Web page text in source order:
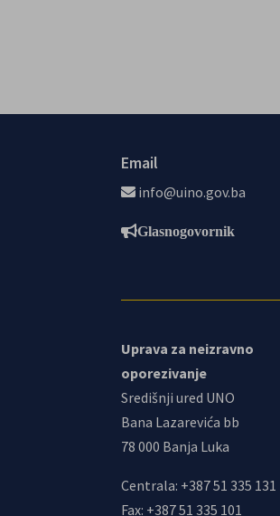
Email
info@uino.gov.ba
Glasnogovornik
Uprava za neizravno
oporezivanje
Središnji ured UNO
Bana Lazarevića bb
78 000 Banja Luka
Centrala: +387 51 335 131
Fax: +387 51 335 101